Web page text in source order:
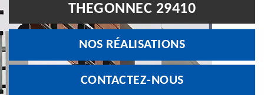
THEGONNEC 29410
NOS RÉALISATIONS
CONTACTEZ-NOUS